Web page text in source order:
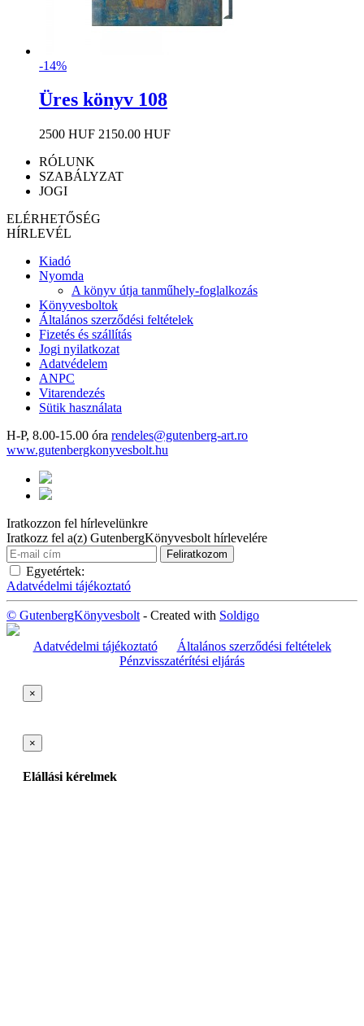
-14%
Üres könyv 108
2500 HUF 2150.00 HUF
RÓLUNK
SZABÁLYZAT
JOGI
ELÉRHETŐSÉG
HÍRLEVÉL
Kiadó
Nyomda
A könyv útja tanműhely-foglalkozás
Könyvesboltok
Általános szerződési feltételek
Fizetés és szállítás
Jogi nyilatkozat
Adatvédelem
ANPC
Vitarendezés
Sütik használata
H-P, 8.00-15.00 óra rendeles@gutenberg-art.ro
www.gutenbergkonyvesbolt.hu
Iratkozzon fel hírlevelünkre
Iratkozz fel a(z) GutenbergKönyvesbolt hírlevelére
Egyetértek:
Adatvédelmi tájékoztató
© GutenbergKönyvesbolt - Created with Soldigo
Adatvédelmi tájékoztató
Általános szerződési feltételek
Pénzvisszatérítési eljárás
×
×
Elállási kérelmek